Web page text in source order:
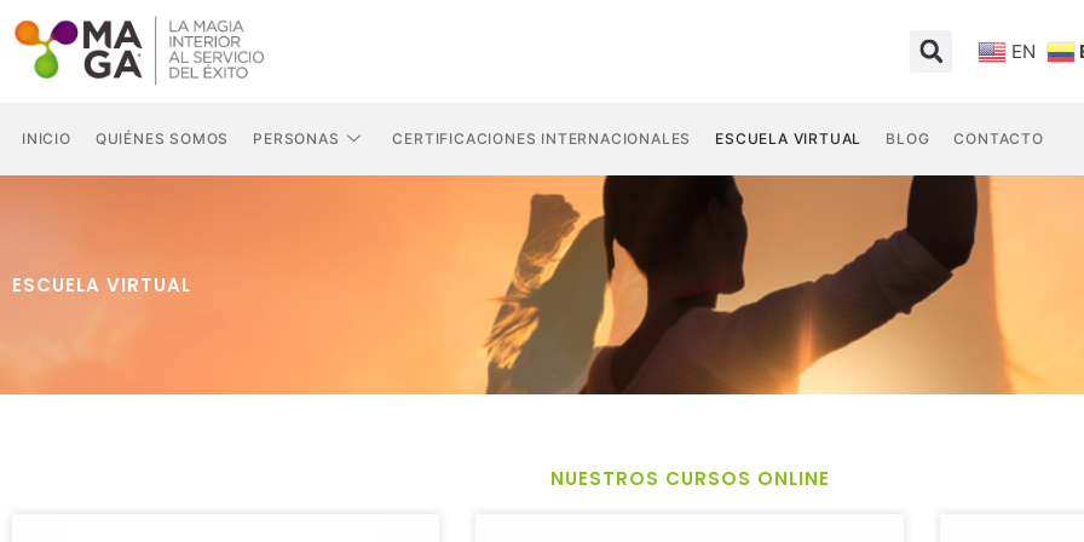
contenido
EN
INICIO QUIÉNES SOMOS PERSONAS CERTIFICACIONES INTERNACIONALES ESCUELA VIRTUAL BLOG CONTACTO
ESCUELA VIRTUAL
NUESTROS CURSOS ONLINE